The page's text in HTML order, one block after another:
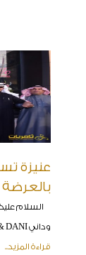
بالعرضة
وداني AANI & DANI ) ال ..
قراءة المزيد..